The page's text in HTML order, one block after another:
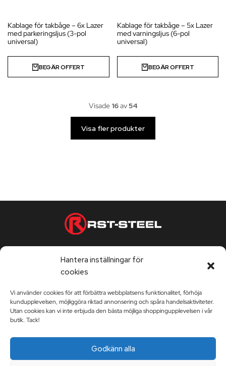
Hantera inställningar för
cookies
Vi använder cookies för att förbättra webbplatsens funktionalitet, förhöja
kundupplevelsen, möjliggöra riktad annonsering och spåra handelsaktiviteter.
Utan cookies kan vi inte erbjuda den bästa möjliga shoppingupplevelsen i vår
butik. Tack!
Godkänn alla
Kablage för takbåge – 6x Lazer
med parkeringsljus (3-pol
universal)
BEGÄR OFFERT
Kablage för takbåge – 5x Lazer
med varningsljus (6-pol
universal)
BEGÄR OFFERT
Visade 16av54
Visa fler produkter
Kontorstider vardagar 9:00-17:00
KUNDSERVICE
Leveransvillkor
Berättelsen Om RST-Steel